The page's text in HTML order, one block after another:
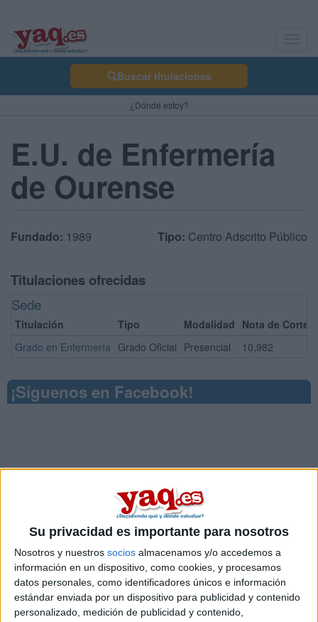
Su privacidad es importante para nosotros
Nosotros y nuestros socios almacenamos y/o accedemos a
información en un dispositivo, como cookies, y procesamos
datos personales, como identificadores únicos e información
estándar enviada por un dispositivo para publicidad y contenido
personalizado, medición de publicidad y contenido,
Buscar titulaciones
¿Dónde estoy?
E.U. de Enfermería
de Ourense
Fundado: 1989 Tipo: Centro Adscrito Público
Titulaciones ofrecidas
Sede
Titulación Tipo Modalidad Nota de Corte
Grado en Enfermería Grado Oficial Presencial 10,982
¡Síguenos en Facebook!